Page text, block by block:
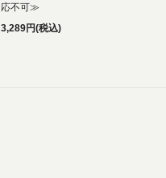
応不可≫
3,289円(税込)